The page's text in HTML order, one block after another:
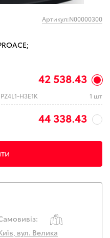
Артикул:N00000300
42 538.43
PZ4L1-H3E1K 1 шт
44 338.43
вул. Велика